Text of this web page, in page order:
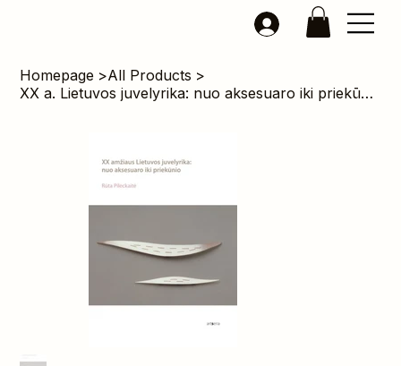
Homepage >All Products >
XX a. Lietuvos juvelyrika: nuo aksesuaro iki priekūnio.